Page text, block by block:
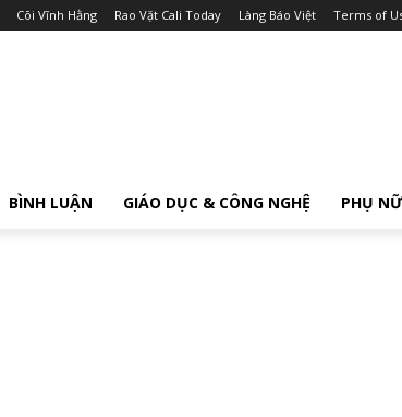
Cõi Vĩnh Hằng Rao Vặt Cali Today Làng Báo Việt Terms of
BÌNH LUẬN GIÁO DỤC & CÔNG NGHỆ PHỤ NỮ